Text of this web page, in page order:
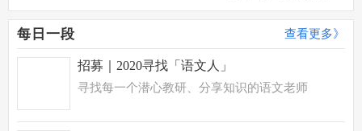
每日一段 查看更多》
招募｜2020寻找「语文人」
寻找每一个潜心教研、分享知识的语文老师